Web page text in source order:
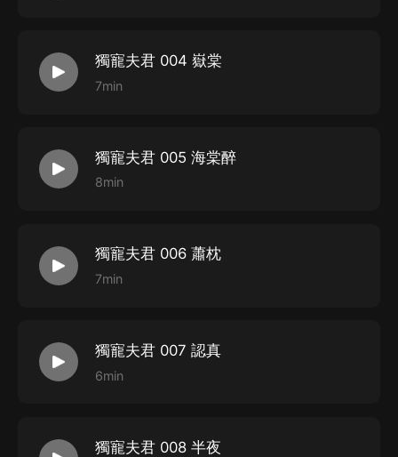
獨寵夫君 004 嶽棠
7min
獨寵夫君 005 海棠醉
8min
獨寵夫君 006 蕭枕
7min
獨寵夫君 007 認真
6min
獨寵夫君 008 半夜